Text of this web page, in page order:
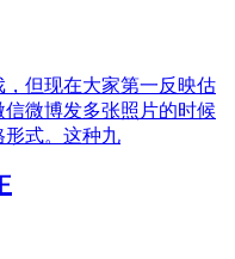
但现在大家第一反映估
微博发多张照片的时候
形式。这种九